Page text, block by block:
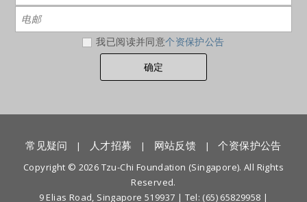
我已阅读并同意个资保护公告
常见疑问 | 人才招募 | 网站反馈 | 个资保护公告
Copyright © 2026 Tzu-Chi Foundation (Singapore). All Rights
Reserved.
9 Elias Road, Singapore 519937 | Tel: (65) 65829958 |